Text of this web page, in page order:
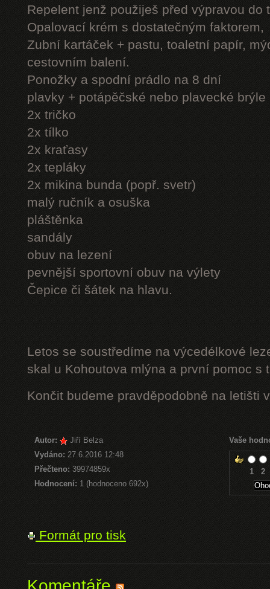
Repelent jenž použiješ před výpravou do
Opalovací krém s dostatečným faktorem,
Zubní kartáček + pastu, toaletní papír,
cestovním balení.
Ponožky a spodní prádlo na 8 dní
plavky + potápěčské nebo plavecké brýle
2x tričko
2x tílko
2x kraťasy
2x tepláky
2x mikina bunda (popř. svetr)
malý ručník a osuška
pláštěnka
sandály
obuv na lezení
pevnější sportovní obuv na výlety
Čepice či šátek na hlavu.
Letos se soustředíme na výcedélkové
skal u Kohoutova mlýna a první pomoc s
Končit budeme pravděpodobně na letišti
Autor:
Jiří Belza
Vydáno: 27.6.2016 12:48
Přečteno:39974859x
Hodnocení: 1 (hodnoceno 692x)
Vaše
1 2
Formát pro tisk